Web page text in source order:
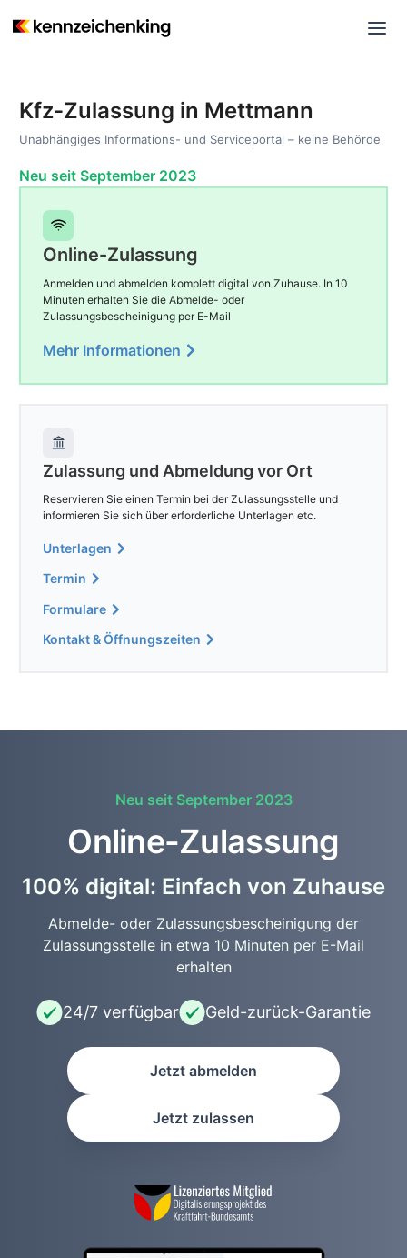
Kfz-Zulassung in Mettmann
Unabhängiges Informations- und Serviceportal – keine Behörde
Neu seit September 2023
Online-Zulassung
Anmelden und abmelden komplett digital von Zuhause. In 10
Minuten erhalten Sie die Abmelde- oder
Zulassungsbescheinigung per E-Mail
Mehr Informationen
Zulassung und Abmeldung vor Ort
Reservieren Sie einen Termin bei der Zulassungsstelle und
informieren Sie sich über erforderliche Unterlagen etc.
Unterlagen
Termin
Formulare
Kontakt & Öffnungszeiten
Neu seit September 2023
Online-Zulassung
100% digital: Einfach von Zuhause
Abmelde- oder Zulassungsbescheinigung der
Zulassungsstelle in etwa 10 Minuten per E-Mail
erhalten
24/7 verfügbar Geld-zurück-Garantie
Jetzt abmelden
Jetzt zulassen